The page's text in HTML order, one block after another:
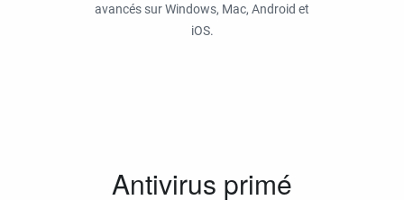
avancés sur Windows, Mac, Android et
iOS.
Antivirus primé